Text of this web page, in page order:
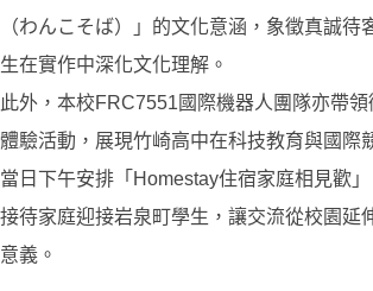
（わんこそば）」的文化意涵，象徵真誠待
生在實作中深化文化理解。
此外，本校FRC7551國際機器人團隊亦帶
體驗活動，展現竹崎高中在科技教育與國際
當日下午安排「Homestay住宿家庭相見歡
接待家庭迎接岩泉町學生，讓交流從校園延
意義。